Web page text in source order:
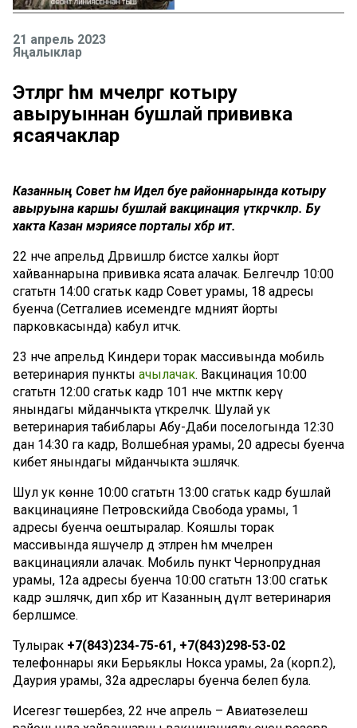
21 апрель 2023
Яңалыклар
Этләргә һәм мәчеләргә котыру
авыруыннан бушлай прививка
ясаячаклар
Казанның Совет һәм Идел буе районнарында котыру
авыруына каршы бушлай вакцинация үткәрәчәкләр. Бу
хакта Казан мэриясе порталы хәбәр итә.
22 нче апрельдә Дәрвишләр бистәсе халкы йорт
хайваннарына прививка ясата алачак. Белгечләр 10:00
сәгатьтән 14:00 сәгатькә кадәр Совет урамы, 18 адресы
буенча (Сәетгалиев исемендәге мәдәният йорты
парковкасында) кабул итәчәк.
23 нче апрельдә Киндери торак массивында мобиль
ветеринария пункты ачылачак. Вакцинация 10:00
сәгатьтән 12:00 сәгатькә кадәр 101 нче мәктәпкә керү
янындагы мәйданчыкта үткәреләчәк. Шулай ук
ветеринария табиблары Абу-Даби поселогында 12:30
дан 14:30 га кадәр, Волшебная урамы, 20 адресы буенча
кибет янындагы мәйданчыкта эшләячәк.
Шул ук көнне 10:00 сәгатьтән 13:00 сәгатькә кадәр бушлай
вакцинацияне Петровскийда Свобода урамы, 1
адресы буенча оештыралар. Кояшлы торак
массивында яшәүчеләр дә этләрен һәм мәчеләрен
вакцинацияли алачак. Мобиль пункт Чернопрудная
урамы, 12а адресы буенча 10:00 сәгатьтән 13:00 сәгатькә
кадәр эшләячәк, дип хәбәр итә Казанның дәүләт ветеринария
берләшмәсе.
Тулырак +7(843)234-75-61, +7(843)298-53-02
телефоннары яки Берьяклы Нокса урамы, 2а (корп.2),
Даурия урамы, 32а адреслары буенча белеп була.
Исегезгә төшерәбез, 22 нче апрель – Авиатөзелеш